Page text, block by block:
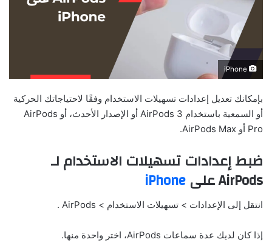
بإمكانك تعديل إعدادات تسهيلات الاستخدام وفقًا لاحتياجاتك الحركية
أو السمعية باستخدام AirPods 3 أو الإصدار الأحدث، أو AirPods
Pro أو AirPods Max.
ضبط إعدادات تسهيلات الاستخدام لـ
AirPods على iPhone
انتقل إلى الإعدادات > تسهيلات الاستخدام > AirPods .
إذا كان لديك عدة سماعات AirPods، اختر واحدة منها.